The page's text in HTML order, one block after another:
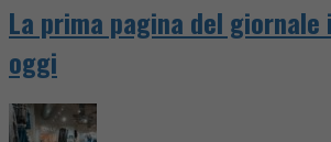
La prima pagina del giornale
oggi